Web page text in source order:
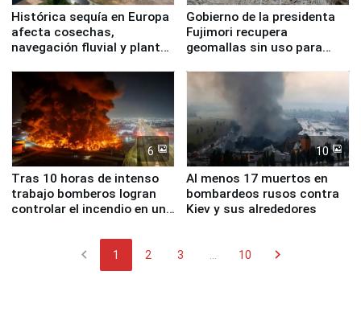
Histórica sequía en Europa
afecta cosechas,
navegación fluvial y plantas
Gobierno de la presidenta
Fujimori recupera
geomallas sin uso para
Fenómeno El Niño
6
Tras 10 horas de intenso
trabajo bomberos logran
controlar el incendio en una
10
Al menos 17 muertos en
bombardeos rusos contra
Kiev y sus alrededores
chevron_left 1 2 3 10 chevron_right